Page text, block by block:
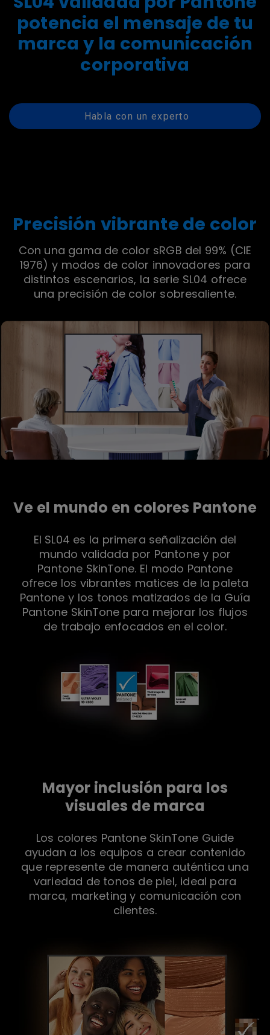
potencia el mensaje de tu
marca y la comunicación
corporativa
Habla con un experto
Precisión vibrante de color
Con una gama de color sRGB del 99% (CIE
1976) y modos de color innovadores para
distintos escenarios, la serie SL04 ofrece
una precisión de color sobresaliente.
Ve el mundo en colores Pantone
El SL04 es la primera señalización del
mundo validada por Pantone y por
Pantone SkinTone. El modo Pantone
ofrece los vibrantes matices de la paleta
Pantone y los tonos matizados de la Guía
Pantone SkinTone para mejorar los flujos
de trabajo enfocados en el color.
Mayor inclusión para los
visuales de marca
Los colores Pantone SkinTone Guide
ayudan a los equipos a crear contenido
que represente de manera auténtica una
variedad de tonos de piel, ideal para
marca, marketing y comunicación con
clientes.